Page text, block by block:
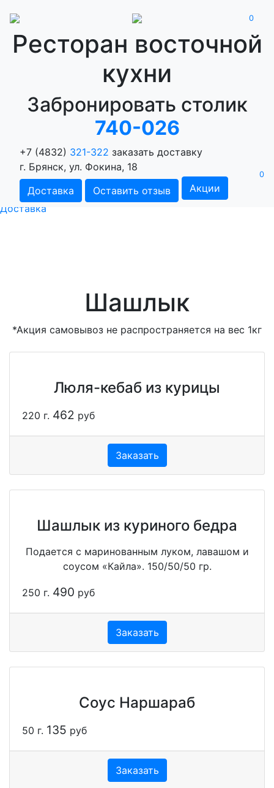
Ресторан восточной
кухни
Забронировать столик
740-026
+7 (4832) 321-322 заказать доставку
г. Брянск, ул. Фокина, 18
Доставка
Оставить отзыв Акции
0
Ресторан восточной кухни Халва -
Доставка блюд в Брянске!
Оставить отзыв
321-322
Доставка
0
Шашлык
*Акция самовывоз не распространяется на вес 1кг
Люля-кебаб из курицы
220 г. 462 руб
Заказать
Шашлык из куриного бедра
Подается с маринованным луком, лавашом и
соусом «Кайла». 150/50/50 гр.
250 г. 490 руб
Заказать
Соус Наршараб
50 г. 135 руб
Заказать